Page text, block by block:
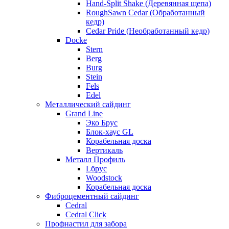
Hand-Split Shake (Деревянная щепа)
RoughSawn Cedar (Обработанный
кедр)
Cedar Pride (Необработанный кедр)
Docke
Stern
Berg
Burg
Stein
Fels
Edel
Металлический сайдинг
Grand Line
Эко Брус
Блок-хаус GL
Корабельная доска
Вертикаль
Металл Профиль
Lбрус
Woodstock
Корабельная доска
Фиброцементный сайдинг
Cedral
Cedral Click
Профнастил для забора